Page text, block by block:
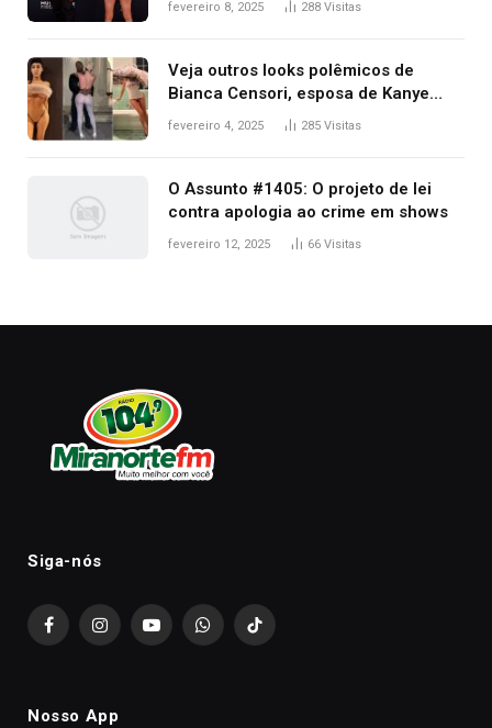
fevereiro 8, 2025 288 Visitas
Veja outros looks polêmicos de
Bianca Censori, esposa de Kanye
West que apareceu nua no Grammy
fevereiro 4, 2025 285 Visitas
O Assunto #1405: O projeto de lei
contra apologia ao crime em shows
fevereiro 12, 2025 66 Visitas
Siga-nós
FacebookInstagramYouTubeWhatsAppTikTok
Nosso App